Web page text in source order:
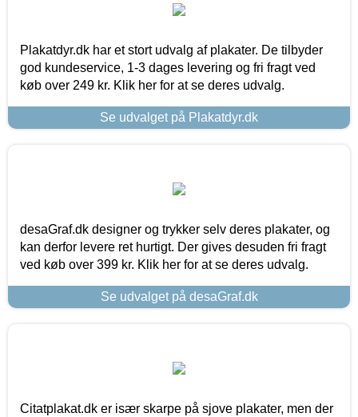
Plakatdyr.dk har et stort udvalg af plakater. De tilbyder
god kundeservice, 1-3 dages levering og fri fragt ved
køb over 249 kr. Klik her for at se deres udvalg.
Se udvalget på Plakatdyr.dk
desaGraf.dk designer og trykker selv deres plakater, og
kan derfor levere ret hurtigt. Der gives desuden fri fragt
ved køb over 399 kr. Klik her for at se deres udvalg.
Se udvalget på desaGraf.dk
Citatplakat.dk er især skarpe på sjove plakater, men der